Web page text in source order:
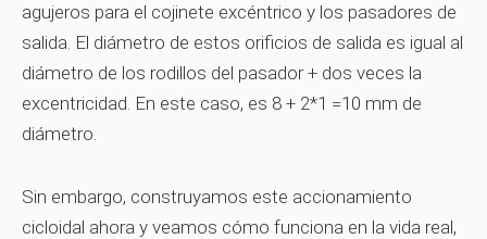
agujeros para el cojinete excéntrico y los pasadores de
salida. El diámetro de estos orificios de salida es igual al
diámetro de los rodillos del pasador + dos veces la
excentricidad. En este caso, es 8 + 2*1 =10 mm de
diámetro.
Sin embargo, construyamos este accionamiento
cicloidal ahora y veamos cómo funciona en la vida real,